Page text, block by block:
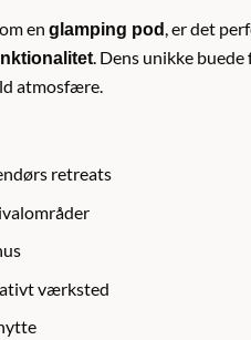
en glamping pod , er det
. Dens unikke
atmosfære.
retreats
værksted